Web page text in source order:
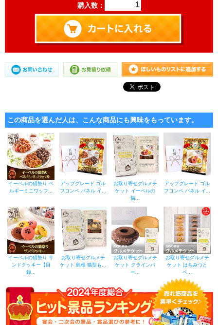
購入数：
この商品を選んだ人は、こんな商品にも興味をもっています。
イーペルの猫祭り ベ
ルギーミニワッフ...
アップグレード ゴル
フコンペ パネル イ...
お取り寄せグルメチ
ケット イーペルの
猫...
アップグレード ゴル
フコンペ パネル イ...
イーペルの猫祭り サ
ンドクッキー【目
録...
お取り寄せグルメチ
ケット 島根 猫型も...
お取り寄せグルメチ
ケット クラインバ
ー...
お取り寄せグルメチ
ケット はちみつと
ベ...